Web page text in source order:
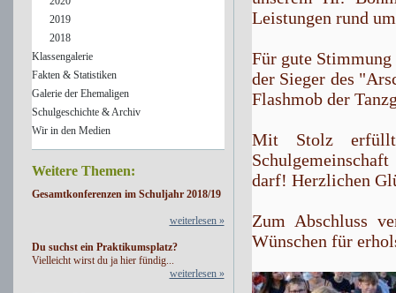
2019
2018
Klassengalerie
Fakten & Statistiken
Galerie der Ehemaligen
Schulgeschichte & Archiv
Wir in den Medien
Weitere Themen:
Gesamtkonferenzen im Schuljahr 2018/19
weiterlesen »
Du suchst ein Praktikumsplatz?
Vielleicht wirst du ja hier fündig...
weiterlesen »
Leistungen rund
Für gute Stimmung
der Sieger des
Flashmob der
Mit Stolz
darf! Herzlichen
Zum Abschluss
Wünschen für